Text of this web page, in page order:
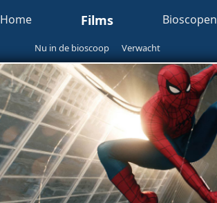
Home Films Bioscopen
Nu in de bioscoop Verwacht